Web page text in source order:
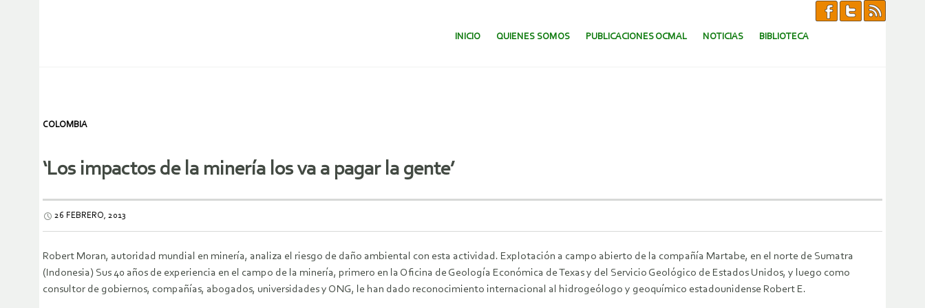
SALTAR AL CONTENIDO.
INICIO QUIENES SOMOS PUBLICACIONES OCMAL NOTICIAS BIBLIOTECA
COLOMBIA
‘Los impactos de la minería los va a pagar la gente’
26 FEBRERO, 2013
Robert Moran, autoridad mundial en minería, analiza el riesgo de daño ambiental con esta actividad. Explotación a campo abierto de la compañía Martabe, en el norte de Sumatra
(Indonesia) Sus 40 años de experiencia en el campo de la minería, primero en la Oficina de Geología Económica de Texas y del Servicio Geológico de Estados Unidos, y luego como
consultor de gobiernos, compañías, abogados, universidades y ONG, le han dado reconocimiento internacional al hidrogeólogo y geoquímico estadounidense Robert E.